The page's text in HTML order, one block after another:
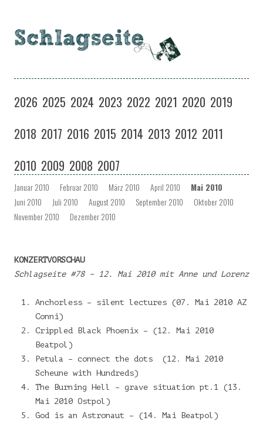
Zum
springen
2026 2025 2024 2023 2022 2021 2020 2019
2018 2017 2016 2015 2014 2013 2012 2011
2010 2009 2008 2007
Januar 2010 Februar 2010 März 2010 April 2010
Mai 2010
Juni 2010
Juli 2010 August 2010 September 2010
Oktober 2010
November 2010
Dezember 2010
KONZERTVORSCHAU
Schlagseite #78 – 12. Mai 2010 mit Anne und Lorenz
Anchorless – silent lectures (07. Mai 2010 AZ
Conni)
Crippled Black Phoenix – (12. Mai 2010
Beatpol)
Petula – connect the dots (12. Mai 2010
Scheune with Hundreds)
The Burning Hell – grave situation pt.1 (13.
Mai 2010 Ostpol)
God is an Astronaut – (14. Mai Beatpol)